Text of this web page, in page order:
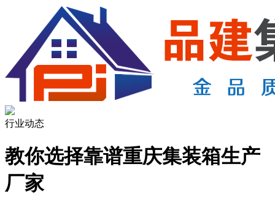
行业动态
教你选择靠谱重庆集装箱生产
厂家